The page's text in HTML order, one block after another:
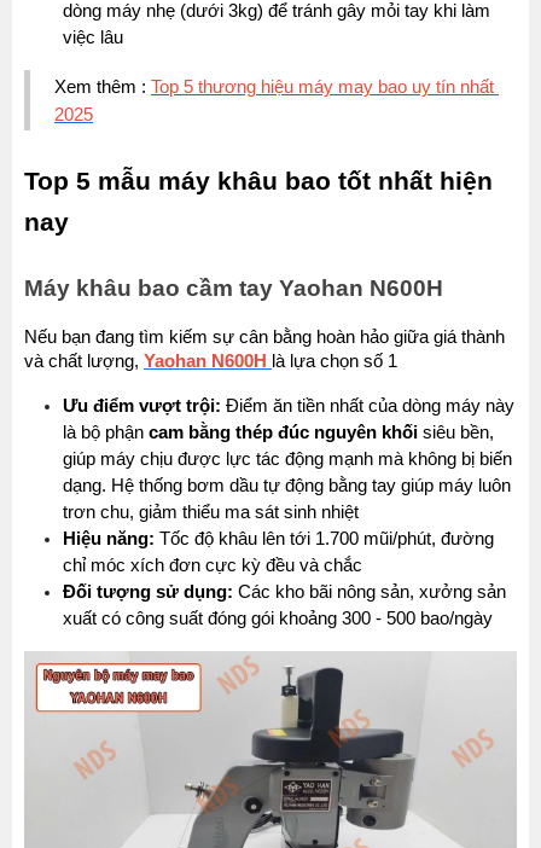
dòng máy nhẹ (dưới 3kg) để tránh gây mỏi tay khi làm
việc lâu
Xem thêm : Top 5 thương hiệu máy may bao uy tín nhất
2025
Top 5 mẫu máy khâu bao tốt nhất hiện
nay
Máy khâu bao cầm tay Yaohan N600H
Nếu bạn đang tìm kiếm sự cân bằng hoàn hảo giữa giá thành
và chất lượng, Yaohan N600H là lựa chọn số 1
Ưu điểm vượt trội: Điểm ăn tiền nhất của dòng máy này
là bộ phận cam bằng thép đúc nguyên khối siêu bền,
giúp máy chịu được lực tác động mạnh mà không bị biến
dạng. Hệ thống bơm dầu tự động bằng tay giúp máy luôn
trơn chu, giảm thiểu ma sát sinh nhiệt
Hiệu năng: Tốc độ khâu lên tới 1.700 mũi/phút, đường
chỉ móc xích đơn cực kỳ đều và chắc
Đối tượng sử dụng: Các kho bãi nông sản, xưởng sản
xuất có công suất đóng gói khoảng 300 - 500 bao/ngày